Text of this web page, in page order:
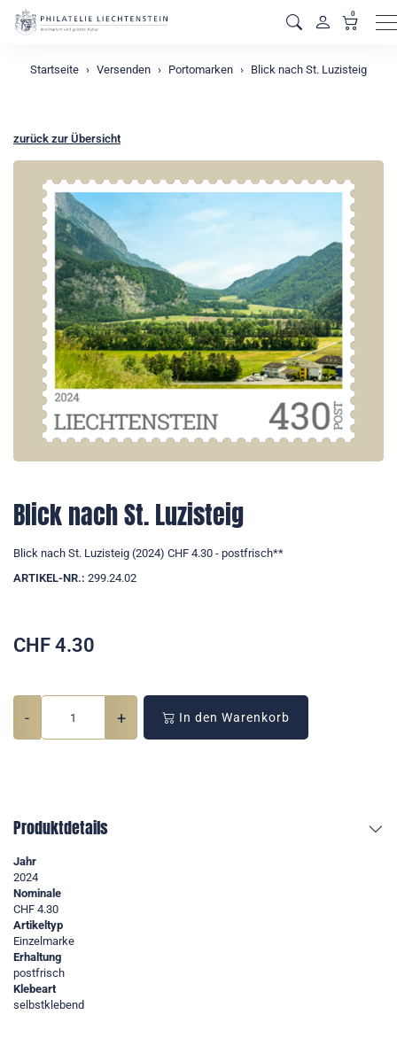
0
Startseite Versenden Portomarken Blick nach St. Luzisteig
zurück zur Übersicht
Blick nach St. Luzisteig
Blick nach St. Luzisteig (2024) CHF 4.30 - postfrisch**
ARTIKEL-NR.: 299.24.02
CHF 4.30
- + In den Warenkorb
Produktdetails
Jahr
2024
Nominale
CHF 4.30
Artikeltyp
Einzelmarke
Erhaltung
postfrisch
Klebeart
selbstklebend